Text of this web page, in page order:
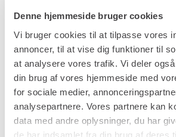
Denne hjemmeside bruger cookies
Vi bruger cookies til at tilpasse vores
annoncer, til at vise dig funktioner til
at analysere vores trafik. Vi deler
din brug af vores hjemmeside med
for sociale medier,
analysepartnere. Vores partnere kan
data med andre oplysninger, du har
de har indsamlet fra din brug af deres
anvendes Max RB 655 til specifikke
arbejdsopgaver som binding af
i fundamenter, brokonstruktioner
Den er særligt velegnet til at
armeringsjern i bjælker og søjler,
maskiner må give op på grund af
Entreprenører og anlægsgartnere
maskinen til effektiv klargøring
kraftige armeringsnet, hvor hver
på under et sekund, hvilket